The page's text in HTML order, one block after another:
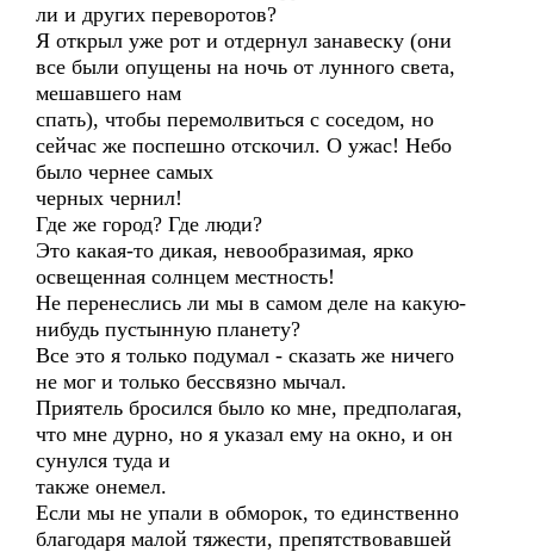
ли и других переворотов?
Я открыл уже рот и отдернул занавеску (они
все были опущены на ночь от лунного света,
мешавшего нам
спать), чтобы перемолвиться с соседом, но
сейчас же поспешно отскочил. О ужас! Небо
было чернее самых
черных чернил!
Где же город? Где люди?
Это какая-то дикая, невообразимая, ярко
освещенная солнцем местность!
Не перенеслись ли мы в самом деле на какую-
нибудь пустынную планету?
Все это я только подумал - сказать же ничего
не мог и только бессвязно мычал.
Приятель бросился было ко мне, предполагая,
что мне дурно, но я указал ему на окно, и он
сунулся туда и
также онемел.
Если мы не упали в обморок, то единственно
благодаря малой тяжести, препятствовавшей